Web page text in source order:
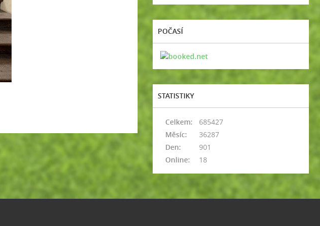
POČASÍ
STATISTIKY
Online: 18
Celkem:
685427
Měsíc:
36287
Den:
901